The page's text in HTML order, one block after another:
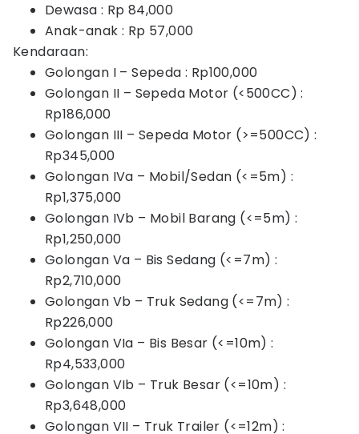
Dewasa : Rp 84,000
Anak-anak : Rp 57,000
Kendaraan:
Golongan I – Sepeda : Rp100,000
Golongan II – Sepeda Motor (<500CC) :
Rp186,000
Golongan III – Sepeda Motor (>=500CC) :
Rp345,000
Golongan IVa – Mobil/Sedan (<=5m) :
Rp1,375,000
Golongan IVb – Mobil Barang (<=5m) :
Rp1,250,000
Golongan Va – Bis Sedang (<=7m) :
Rp2,710,000
Golongan Vb – Truk Sedang (<=7m) :
Rp226,000
Golongan VIa – Bis Besar (<=10m) :
Rp4,533,000
Golongan VIb – Truk Besar (<=10m) :
Rp3,648,000
Golongan VII – Truk Trailer (<=12m) :